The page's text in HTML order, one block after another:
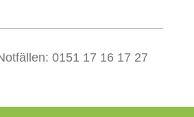
0151 17 16 17 27